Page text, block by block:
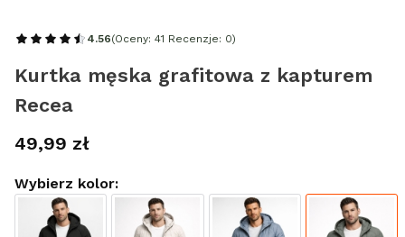
4.56(Oceny: 41 Recenzje: 0)
Kurtka męska grafitowa z kapturem
Recea
Cena
49,99 zł
Wybierz kolor: